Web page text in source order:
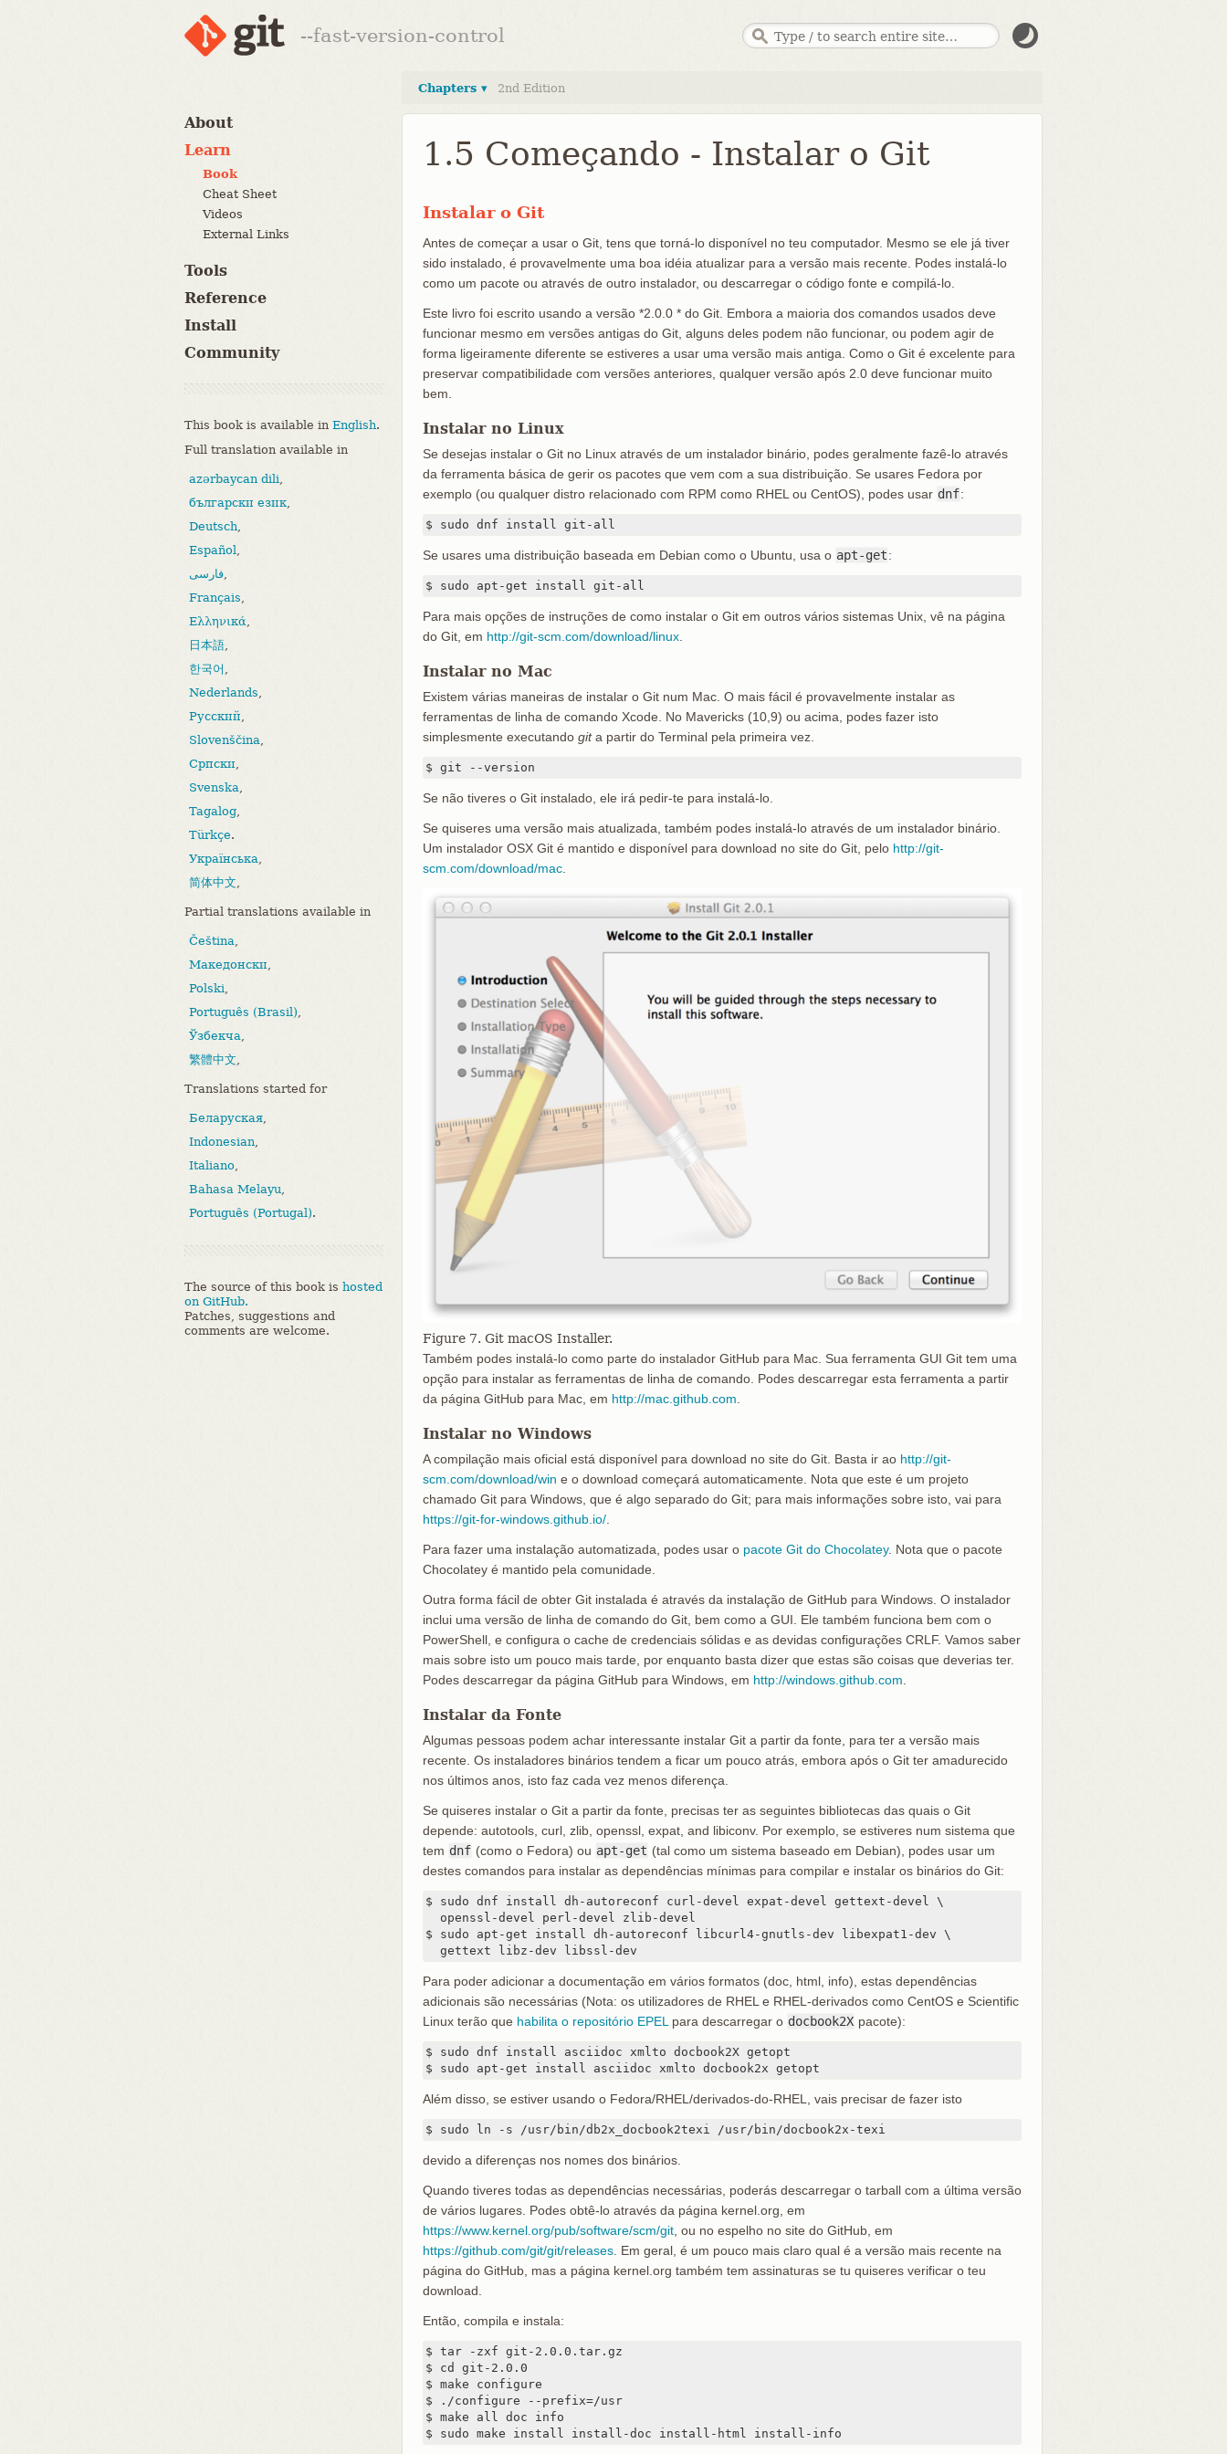
--fast-version-control
About
Learn
Book
Cheat Sheet
Videos
External Links
Tools
Reference
Install
Community
This book is available in English.
Full translation available in
azərbaycan dili,
български език,
Deutsch,
Español,
فارسی,
Français,
Ελληνικά,
日本語,
한국어 ,
Nederlands,
Русский,
Slovenščina,
Српски,
Svenska,
Tagalog,
Türkçe.
Українська,
简体中文,
Partial translations available in
Čeština,
Македонски,
Polski,
Português (Brasil),
Ўзбекча,
繁體中文,
Translations started for
Беларуская,
Indonesian,
Italiano,
Bahasa Melayu,
Português (Portugal).
The source of this book is hosted
on GitHub.
Patches, suggestions and
comments are welcome.
Chapters ▾ 2nd Edition
1.5 Começando - Instalar o Git
Instalar o Git
Antes de começar a usar o Git, tens que torná-lo disponível no teu computador. Mesmo se ele já tiver
sido instalado, é provavelmente uma boa idéia atualizar para a versão mais recente. Podes instalá-lo
como um pacote ou através de outro instalador, ou descarregar o código fonte e compilá-lo.
Este livro foi escrito usando a versão *2.0.0 * do Git. Embora a maioria dos comandos usados deve
funcionar mesmo em versões antigas do Git, alguns deles podem não funcionar, ou podem agir de
forma ligeiramente diferente se estiveres a usar uma versão mais antiga. Como o Git é excelente para
preservar compatibilidade com versões anteriores, qualquer versão após 2.0 deve funcionar muito
bem.
Instalar no Linux
Se desejas instalar o Git no Linux através de um instalador binário, podes geralmente fazê-lo através
da ferramenta básica de gerir os pacotes que vem com a sua distribuição. Se usares Fedora por
exemplo (ou qualquer distro relacionado com RPM como RHEL ou CentOS), podes usar dnf:
$ sudo dnf install git-all
Se usares uma distribuição baseada em Debian como o Ubuntu, usa o apt-get:
$ sudo apt-get install git-all
Para mais opções de instruções de como instalar o Git em outros vários sistemas Unix, vê na página
do Git, em http://git-scm.com/download/linux
Instalar no Mac
Existem várias maneiras de instalar o Git num Mac. O mais fácil é provavelmente instalar as
ferramentas de linha de comando Xcode. No Mavericks (10,9) ou acima, podes fazer isto
simplesmente executando gita partir do Terminal pela primeira vez.
$ git --version
Se não tiveres o Git instalado, ele irá pedir-te para instalá-lo.
Se quiseres uma versão mais atualizada, também podes instalá-lo através de um instalador binário.
Um instalador OSX Git é mantido e disponível para download no site do Git, pelo http://git-
scm.com/download/mac
Figure 7. Git macOS Installer.
Também podes instalá-lo como parte do instalador GitHub para Mac. Sua ferramenta GUI Git tem uma
opção para instalar as ferramentas de linha de comando. Podes descarregar esta ferramenta a partir
da página GitHub para Mac, em http://mac.github.com
Instalar no Windows
A compilação mais oficial está disponível para download no site do Git. Basta ir ao http://git-
scm.com/download/win e o download começará automaticamente. Nota que este é um projeto
chamado Git para Windows, que é algo separado do Git; para mais informações sobre isto, vai para
https://git-for-windows.github.io/
Para fazer uma instalação automatizada, podes usar o pacote Git do Chocolatey. Nota que o pacote
Chocolatey é mantido pela comunidade.
Outra forma fácil de obter Git instalada é através da instalação de GitHub para Windows. O instalador
inclui uma versão de linha de comando do Git, bem como a GUI. Ele também funciona bem com o
PowerShell, e configura o cache de credenciais sólidas e as devidas configurações CRLF. Vamos saber
mais sobre isto um pouco mais tarde, por enquanto basta dizer que estas são coisas que deverias ter.
Podes descarregar da página GitHub para Windows, em http://windows.github.com
Instalar da Fonte
Algumas pessoas podem achar interessante instalar Git a partir da fonte, para ter a versão mais
recente. Os instaladores binários tendem a ficar um pouco atrás, embora após o Git ter amadurecido
nos últimos anos, isto faz cada vez menos diferença.
Se quiseres instalar o Git a partir da fonte, precisas ter as seguintes bibliotecas das quais o Git
depende: autotools, curl, zlib, openssl, expat, and libiconv. Por exemplo, se estiveres num sistema que
tem dnf (como o Fedora) ou apt-get (tal como um sistema baseado em Debian), podes usar um
destes comandos para instalar as dependências mínimas para compilar e instalar os binários do Git:
$ sudo dnf install dh-autoreconf curl-devel expat-devel gettext-devel \
  openssl-devel perl-devel zlib-devel
$ sudo apt-get install dh-autoreconf libcurl4-gnutls-dev libexpat1-dev \
  gettext libz-dev libssl-dev
Para poder adicionar a documentação em vários formatos (doc, html, info), estas dependências
adicionais são necessárias (Nota: os utilizadores de RHEL e RHEL-derivados como CentOS e Scientific
Linux terão que habilita o repositório EPEL para descarregar o docbook2X pacote):
$ sudo dnf install asciidoc xmlto docbook2X getopt
$ sudo apt-get install asciidoc xmlto docbook2x getopt
Além disso, se estiver usando o Fedora/RHEL/derivados-do-RHEL, vais precisar de fazer isto
$ sudo ln -s /usr/bin/db2x_docbook2texi /usr/bin/docbook2x-texi
devido a diferenças nos nomes dos binários.
Quando tiveres todas as dependências necessárias, poderás descarregar o tarball com a última versão
de vários lugares. Podes obtê-lo através da página kernel.org, em
https://www.kernel.org/pub/software/scm/git , ou no espelho no site do GitHub, em
https://github.com/git/git/releases . Em geral, é um pouco mais claro qual é a versão mais recente na
página do GitHub, mas a página kernel.org também tem assinaturas se tu quiseres verificar o teu
download.
Então, compila e instala:
$ tar -zxf git-2.0.0.tar.gz
$ cd git-2.0.0
$ make configure
$ ./configure --prefix=/usr
$ make all doc info
$ sudo make install install-doc install-html install-info